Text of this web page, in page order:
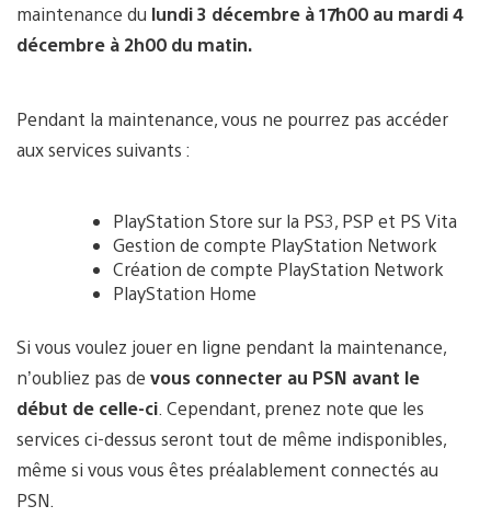
maintenance du lundi 3 décembre à 17h00 au mardi 4
décembre à 2h00 du matin.
Pendant la maintenance, vous ne pourrez pas accéder
aux services suivants :
PlayStation Store sur la PS3, PSP et PS Vita
Gestion de compte PlayStation Network
Création de compte PlayStation Network
PlayStation Home
Si vous voulez jouer en ligne pendant la maintenance,
n’oubliez pas de vous connecter au PSN avant le
début de celle-ci . Cependant, prenez note que les
services ci-dessus seront tout de même indisponibles,
même si vous vous êtes préalablement connectés au
PSN.